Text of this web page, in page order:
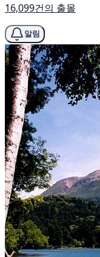
16,099건의 출몰
알림